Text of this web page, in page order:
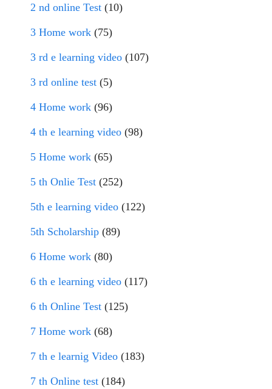
2 nd online Test (10)
3 Home work (75)
3 rd e learning video (107)
3 rd online test (5)
4 Home work (96)
4 th e learning video (98)
5 Home work (65)
5 th Onlie Test (252)
5th e learning video (122)
5th Scholarship (89)
6 Home work (80)
6 th e learning video (117)
6 th Online Test (125)
7 Home work (68)
7 th e learnig Video (183)
7 th Online test (184)